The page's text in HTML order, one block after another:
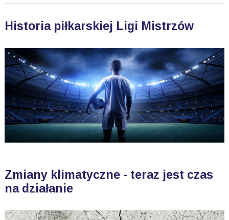
Historia piłkarskiej Ligi Mistrzów
Zmiany klimatyczne - teraz jest czas
na działanie